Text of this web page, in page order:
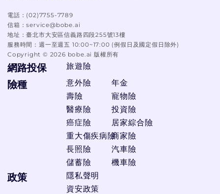
電話： (02)7755-7789
信箱：service@bobe.ai
地址：臺北市大安區信義路四段255號13樓
服務時間： 週一至週五 10:00~17:00 (例假日及國定假日除外)
Copyright © 2026 bobe.ai 版權所有
網路投保 旅遊險
險種
意外險
壽險
醫療險
癌症險
重大傷疾病險
長照險
儲蓄險
年金
寵物險
投資險
居家綜合險
商家險
汽車險
機車險
政策
隱私聲明
資安政策